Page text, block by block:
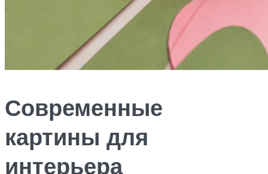
Современные
картины для
интерьера